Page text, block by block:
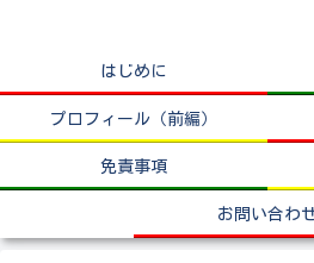
はじめに
プロフィール（前編）
免責事項
お問い合わ